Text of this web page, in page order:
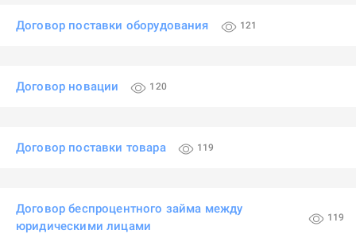
Договор поставки оборудования 121
Договор новации 120
Договор поставки товара 119
Договор беспроцентного займа между
юридическими лицами
119